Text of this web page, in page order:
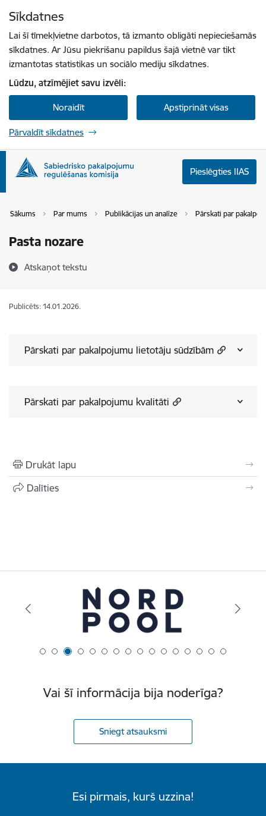
Sīkdatnes
Lai šī tīmekļvietne darbotos, tā izmanto obligāti nepieciešamās
sīkdatnes. Ar Jūsu piekrišanu papildus šajā vietnē var tikt
izmantotas statistikas un sociālo mediju sīkdatnes.
Lūdzu, atzīmējiet savu izvēli:
Noraidīt Apstiprināt visas
Pārvaldīt sīkdatnes
Pieslēgties IIAS
Sākums Par mums Publikācijas un analīze Pārskati par
Pasta nozare
Atskaņot tekstu
Publicēts: 14.01.2026.
Pārskati par pakalpojumu lietotāju sūdzībām
Pārskati par pakalpojumu kvalitāti
Drukāt lapu
Dalīties
Vai šī informācija bija noderīga?
Sniegt atsauksmi
Esi pirmais, kurš uzzina!